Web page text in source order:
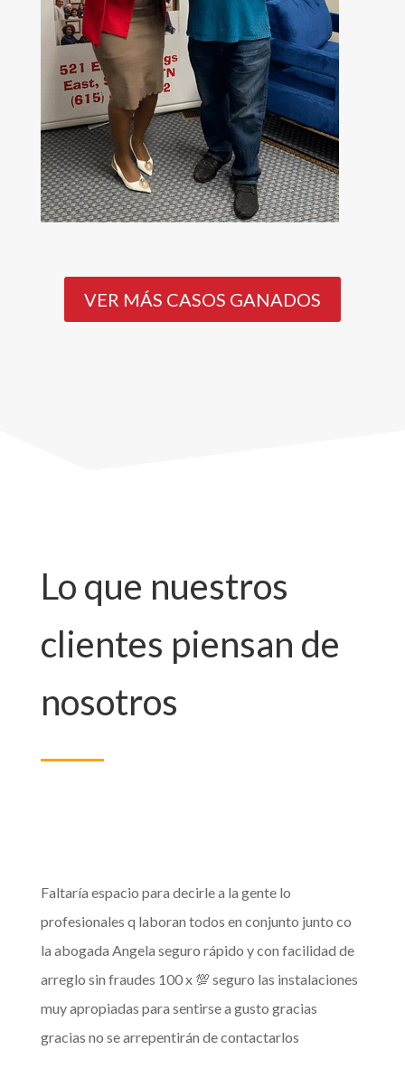
VER MÁS CASOS GANADOS
Lo que nuestros
clientes piensan de
nosotros
Faltaría espacio para decirle a la gente lo
profesionales q laboran todos en conjunto junto co
la abogada Angela seguro rápido y con facilidad de
arreglo sin fraudes 100 x 💯 seguro las instalaciones
muy apropiadas para sentirse a gusto gracias
gracias no se arrepentirán de contactarlos